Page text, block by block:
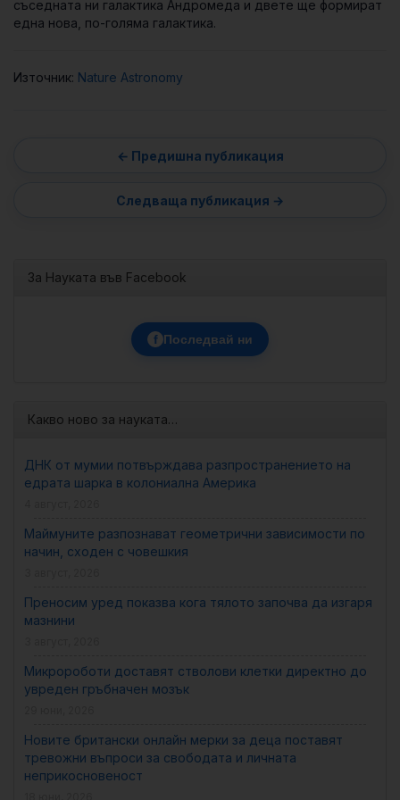
съседната ни галактика Андромеда и двете ще формират
една нова, по-голяма галактика.
Източник: Nature Astronomy
За Науката във Facebook
f Последвай ни
Какво ново за науката…
ДНК от мумии потвърждава разпространението на
едрата шарка в колониална Америка
Маймуните разпознават геометрични зависимости по
начин, сходен с човешкия
Преносим уред показва кога тялото започва да изгаря
мазнини
Микророботи доставят стволови клетки директно до
увреден гръбначен мозък
Новите британски онлайн мерки за деца поставят
тревожни въпроси за свободата и личната
неприкосновеност